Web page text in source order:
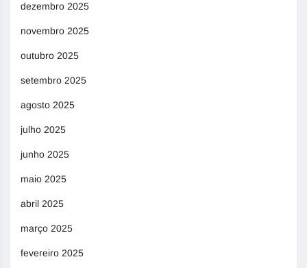
dezembro 2025
novembro 2025
outubro 2025
setembro 2025
agosto 2025
julho 2025
junho 2025
maio 2025
abril 2025
março 2025
fevereiro 2025